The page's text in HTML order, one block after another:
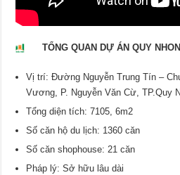
TỔNG QUAN DỰ ÁN QUY
Vị trí: Đường Nguyễn Trung Tín –
Vương, P. Nguyễn Văn Cừ, TP.Quy
Tổng diện tích: 7105, 6m2
Số căn hộ du lịch: 1360 căn
Số căn shophouse: 21 căn
Pháp lý: Sở hữu lâu dài